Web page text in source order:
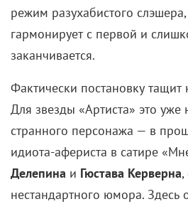
режим разухабистого
гармонирует с первой и
заканчивается.
Фактически постановку
Для звезды «Артиста» это
странного персонажа — в
идиота-афериста в сатире
Делепина и Гюстава Керверна
нестандартного юмора. Здесь